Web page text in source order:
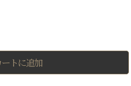
ートに追加